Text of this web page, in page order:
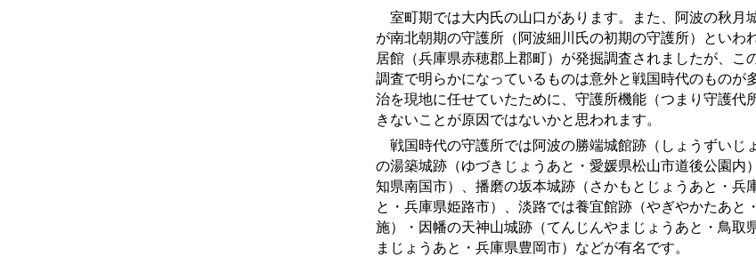
室町期では大内氏の山口があります。また、阿波の秋月
が南北朝期の守護所（阿波細川氏の初期の守護所）といわ
居館（兵庫県赤穂郡上郡町）が発掘調査されましたが、こ
調査で明らかになっているものは意外と戦国時代のものが
治を現地に任せていたために、守護所機能（つまり守護代
きないことが原因ではないかと思われます。
戦国時代の守護所では阿波の勝端城館跡（しょうずい じ
の湯築城跡（ゆづき じょうあと ・愛媛県松山市道後公園内
知県南国市）、播磨の坂本城跡（ さかもとじょうあと・兵
と・兵庫県姫路市）、淡路では養宜館跡（やぎやかたあと
施）・因幡の天神山城跡（てんじんやまじょうあと・鳥取
まじょうあと・兵庫県豊岡市）などが有名です。